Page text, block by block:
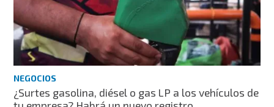
NEGOCIOS
¿Surtes gasolina, diésel o gas LP a los vehículos de